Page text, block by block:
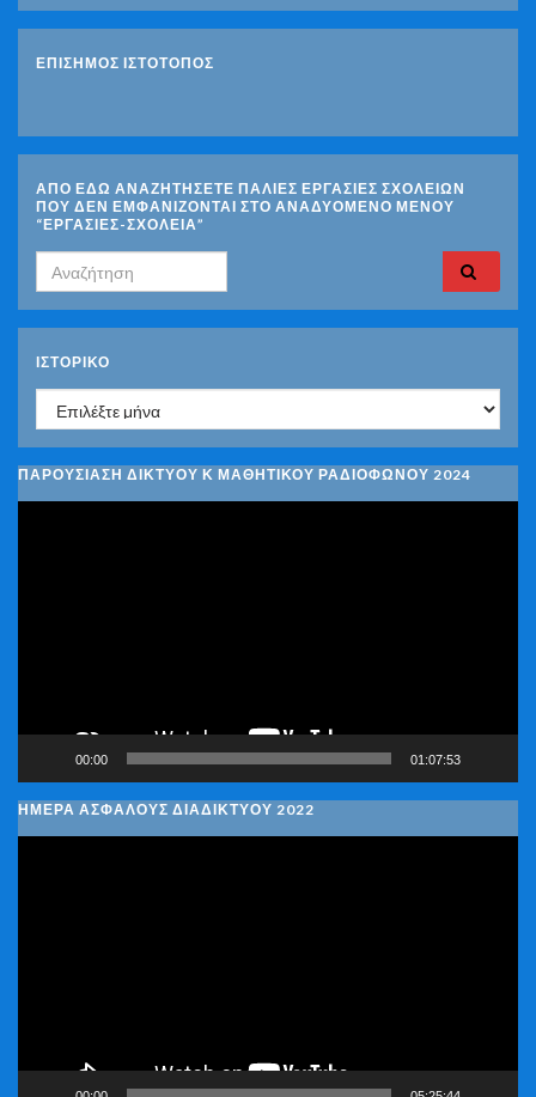
ΕΠΙΣΗΜΟΣ ΙΣΤΟΤΟΠΟΣ
ΑΠΟ ΕΔΩ ΑΝΑΖΗΤΗΣΕΤΕ ΠΑΛΙΕΣ ΕΡΓΑΣΙΕΣ ΣΧΟΛΕΙΩΝ
ΠΟΥ ΔΕΝ ΕΜΦΑΝΙΖΟΝΤΑΙ ΣΤΟ ΑΝΑΔΥΟΜΕΝΟ ΜΕΝΟΥ
“ΕΡΓΑΣΙΕΣ-ΣΧΟΛΕΙΑ”
Search for:
ΙΣΤΟΡΙΚΌ
Ιστορικό
ΠΑΡΟΥΣΙΑΣΗ ΔΙΚΤΥΟΥ Κ ΜΑΘΗΤΙΚΟΥ ΡΑΔΙΟΦΩΝΟΥ 2024
00:00 01:07:53
ΗΜΕΡΑ ΑΣΦΑΛΟΥΣ ΔΙΑΔΙΚΤΥΟΥ 2022